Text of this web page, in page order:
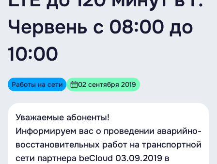
Червень с 08:00 до
10:00
Работы на сети 02 сентября 2019
Уважаемые абоненты!
Информируем вас о проведении аварийно-
восстановительных работ на транспортной
сети партнера beCloud 03.09.2019 в